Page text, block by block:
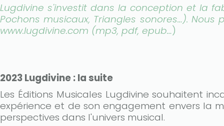
Lugdivine s'investit dans la conception et la
Pochons musicaux, Triangles sonores…).
www.lugdivine.com (mp3, pdf, epub…)
2023 Lugdivine : la suite
Les Éditions Musicales Lugdivine souhaitent
expérience et de son engagement envers la
perspectives dans l'univers musical.